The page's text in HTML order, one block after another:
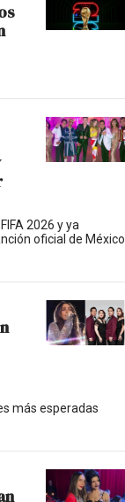
2026 y ya
oficial de México
más esperadas